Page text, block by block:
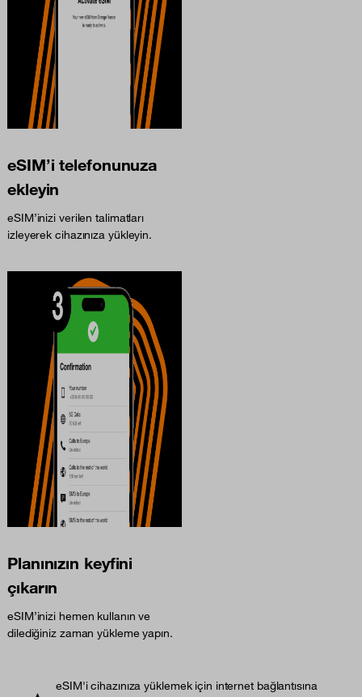
eSIM’i telefonunuza
ekleyin
eSIM’inizi verilen talimatları
izleyerek cihazınıza yükleyin.
Planınızın keyfini
çıkarın
eSIM’inizi hemen kullanın ve
dilediğiniz zaman yükleme yapın.
eSIM'i cihazınıza yüklemek için internet bağlantısına